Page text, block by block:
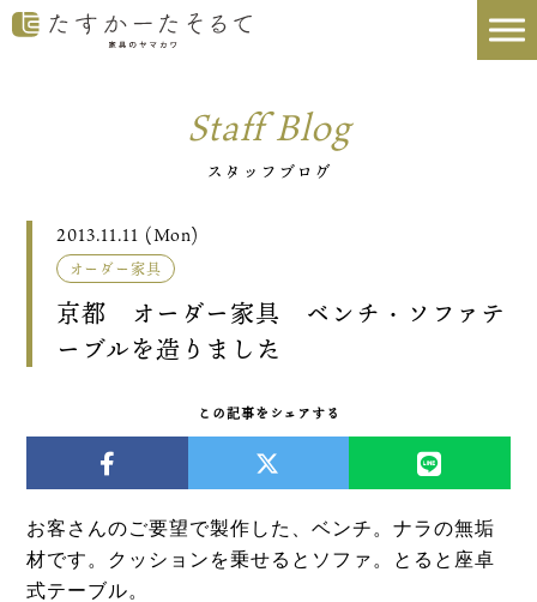
Staff Blog
スタッフブログ
2013.11.11 (Mon)
オーダー家具
京都 オーダー家具 ベンチ・ソファテ
ーブルを造りました
この記事をシェアする
お客さんのご要望で製作した、ベンチ。ナラの無垢
材です。 クッションを乗せるとソファ。 とると座卓
式テーブル。